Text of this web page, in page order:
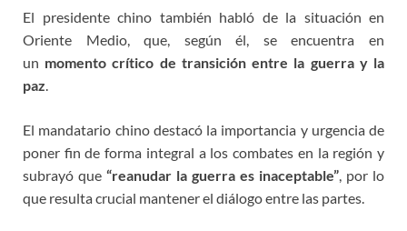
El presidente chino también habló de la situación en
Oriente Medio, que, según él, se encuentra en
un momento crítico de transición entre la guerra y la
paz
El mandatario chino destacó la importancia y urgencia de
poner fin de forma integral a los combates en la región y
subrayó que “reanudar la guerra es inaceptable” , por lo
que resulta crucial mantener el diálogo entre las partes.